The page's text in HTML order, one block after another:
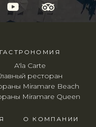
ГАСТРОНОМИЯ
A'la Carte
ресторан
Miramare Beach
Miramare Queen
O КОМПАНИИ